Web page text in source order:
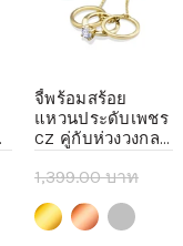
จี้พร้อมสร้อย
แหวนประดับเพชร
CZ คู่กับห่วงวงกลม
จี้ห้อยคอ จี้สร้อย
คอ จี้สร้อยคอ
แฟชั่น
1,399.00 บาท
245.00 บาท
Select options